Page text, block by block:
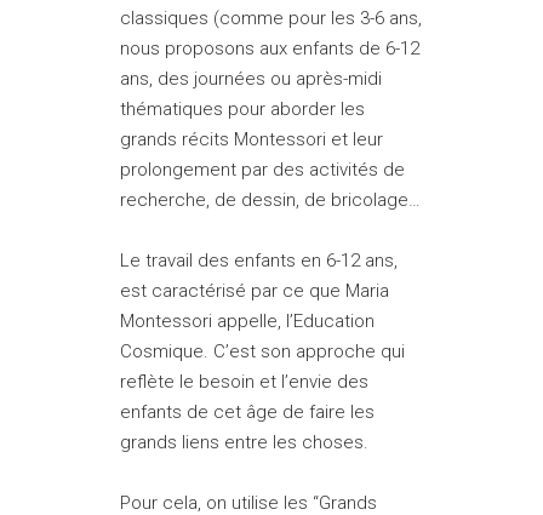
classiques (comme pour les 3-6 ans,
nous proposons aux enfants de 6-12
ans, des journées ou après-midi
thématiques pour aborder les
grands récits Montessori et leur
prolongement par des activités de
recherche, de dessin, de bricolage…
Le travail des enfants en 6-12 ans,
est caractérisé par ce que Maria
Montessori appelle, l’Education
Cosmique. C’est son approche qui
reflète le besoin et l’envie des
enfants de cet âge de faire les
grands liens entre les choses.
Pour cela, on utilise les “Grands